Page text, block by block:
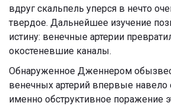
вдруг скальпель уперся в нечто
твердое. Дальнейшее изучение
истину: венечные артерии
окостеневшие каналы.
Обнаруженное Дженнером
венечных артерий впервые навело
именно обструктивное поражение